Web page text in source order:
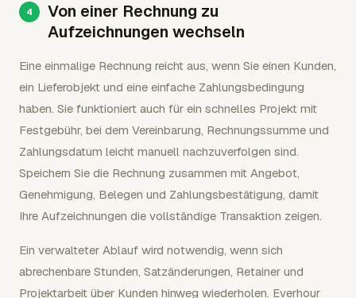
Von einer Rechnung zu
Aufzeichnungen wechseln
Eine einmalige Rechnung reicht aus, wenn Sie einen Kunden,
ein Lieferobjekt und eine einfache Zahlungsbedingung
haben. Sie funktioniert auch für ein schnelles Projekt mit
Festgebühr, bei dem Vereinbarung, Rechnungssumme und
Zahlungsdatum leicht manuell nachzuverfolgen sind.
Speichern Sie die Rechnung zusammen mit Angebot,
Genehmigung, Belegen und Zahlungsbestätigung, damit
Ihre Aufzeichnungen die vollständige Transaktion zeigen.
Ein verwalteter Ablauf wird notwendig, wenn sich
abrechenbare Stunden, Satzänderungen, Retainer und
Projektarbeit über Kunden hinweg wiederholen. Everhour